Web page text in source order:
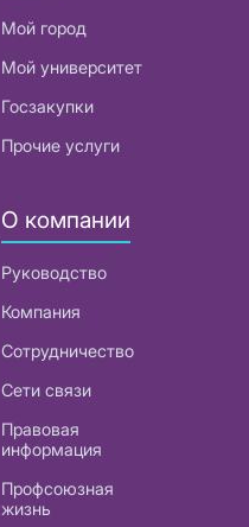
Мой город
Мой университет
Госзакупки
Прочие услуги
О компании
Руководство
Компания
Сотрудничество
Сети связи
Правовая
информация
Профсоюзная
жизнь